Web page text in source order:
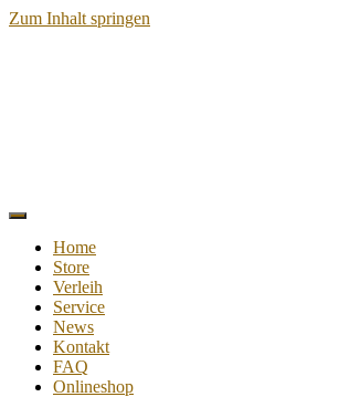
Zum Inhalt springen
Home
Store
Verleih
Service
News
Kontakt
FAQ
Onlineshop